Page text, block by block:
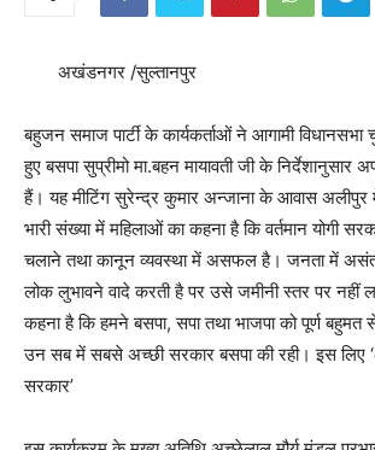
अखंडनगर /सुल्तानपुर
बहुजन समाज पार्टी के कार्यकर्ताओं ने आगामी
हुए बसपा सुप्रीमो मा.बहन मायावती जी के
हैं। यह मीटिंग सुरेन्द्र कुमार अन्जाना के आवास अलीपुर
भारी संख्या में महिलाओं का कहना है कि वर्तमान योगी
चलाने तथा कानून व्यवस्था में असफल है। जनता में
लोक लुभावने वादे करती है पर उसे जमीनी स्तर पर नहीं
कहना है कि हमने बसपा, सपा तथा भाजपा को पूर्ण बहुमत
उन सब में सबसे अच्छी सरकार बसपा की रही। इस लिए
सरकार’